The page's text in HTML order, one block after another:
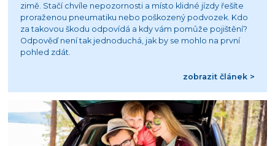
zimě. Stačí chvíle nepozornosti a místo klidné jízdy řešíte
proraženou pneumatiku nebo poškozený podvozek. Kdo
za takovou škodu odpovídá a kdy vám pomůže pojištění?
Odpověď není tak jednoduchá, jak by se mohlo na první
pohled zdát.
zobrazit článek >